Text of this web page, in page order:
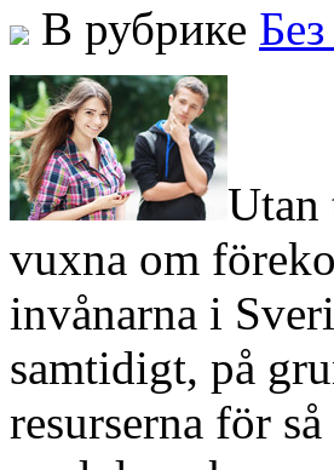
В рубрике
Utan
vuxna om
invånarna i
samtidigt, på
resurserna för